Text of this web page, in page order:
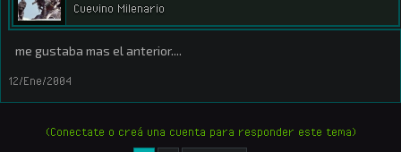
Cuevino Milenario
me gustaba mas el anterior....
12/Ene/2004
(Conectate o creá una cuenta para responder este tema)